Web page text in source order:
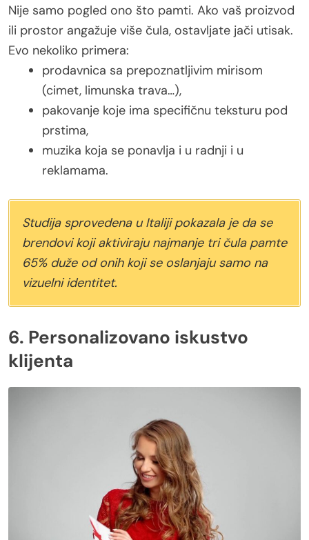
Nije samo pogled ono što pamti. Ako vaš proizvod
ili prostor angažuje više čula, ostavljate jači utisak.
Evo nekoliko primera:
prodavnica sa prepoznatljivim mirisom
(cimet, limunska trava…),
pakovanje koje ima specifičnu teksturu pod
prstima,
muzika koja se ponavlja i u radnji i u
reklamama.
Studija sprovedena u Italiji pokazala je da se
brendovi koji aktiviraju najmanje tri čula pamte
65% duže od onih koji se oslanjaju samo na
vizuelni identitet.
6. Personalizovano iskustvo
klijenta